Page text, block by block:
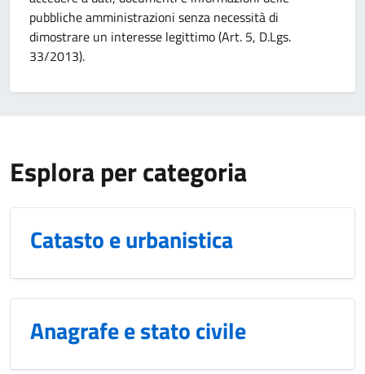
pubbliche amministrazioni senza necessità di
dimostrare un interesse legittimo (Art. 5, D.Lgs.
33/2013).
Esplora per categoria
Catasto e urbanistica
Anagrafe e stato civile